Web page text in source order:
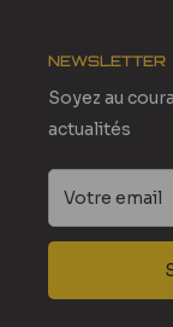
NEWSLETTER
Soyez au
actualités
Votre email